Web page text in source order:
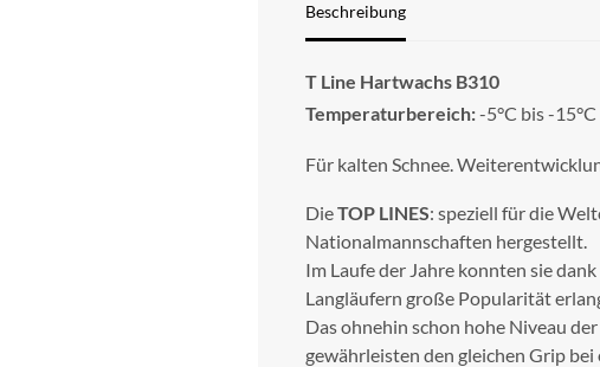
Beschreibung
T Line Hartwachs B310
Temperaturbereich:-5°C bis -15°C
Für kalten Schnee.
DieTOP LINES: speziell für die
Nationalmannschaften hergestellt.
Im Laufe der Jahre konnten sie
Langläufern große Popularität
Das ohnehin schon hohe Niveau
gewährleisten den gleichen Grip